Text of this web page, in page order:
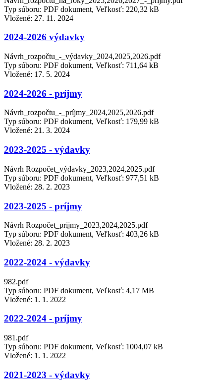
Typ súboru: PDF dokument, Veľkosť: 220,32 kB
Vložené: 27. 11. 2024
2024-2026 výdavky
Návrh_rozpočtu_-_výdavky_2024,2025,2026.pdf
Typ súboru: PDF dokument, Veľkosť: 711,64 kB
Vložené: 17. 5. 2024
2024-2026 - príjmy
Návrh_rozpočtu_-_príjmy_2024,2025,2026.pdf
Typ súboru: PDF dokument, Veľkosť: 179,99 kB
Vložené: 21. 3. 2024
2023-2025 - výdavky
Návrh Rozpočet_výdavky_2023,2024,2025.pdf
Typ súboru: PDF dokument, Veľkosť: 977,51 kB
Vložené: 28. 2. 2023
2023-2025 - príjmy
Návrh Rozpočet_prijmy_2023,2024,2025.pdf
Typ súboru: PDF dokument, Veľkosť: 403,26 kB
Vložené: 28. 2. 2023
2022-2024 - výdavky
982.pdf
Typ súboru: PDF dokument, Veľkosť: 4,17 MB
Vložené: 1. 1. 2022
2022-2024 - príjmy
981.pdf
Typ súboru: PDF dokument, Veľkosť: 1004,07 kB
Vložené: 1. 1. 2022
2021-2023 - výdavky